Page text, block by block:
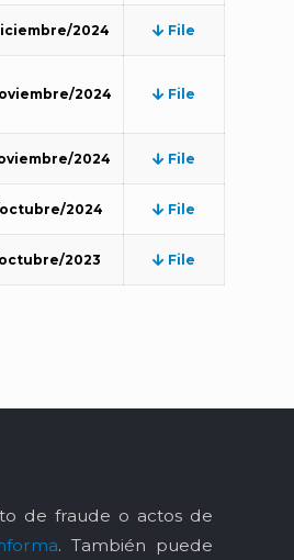
2024 File
2024 File
2024 File
2024 File
2023 File
de fraude o actos de
. También puede